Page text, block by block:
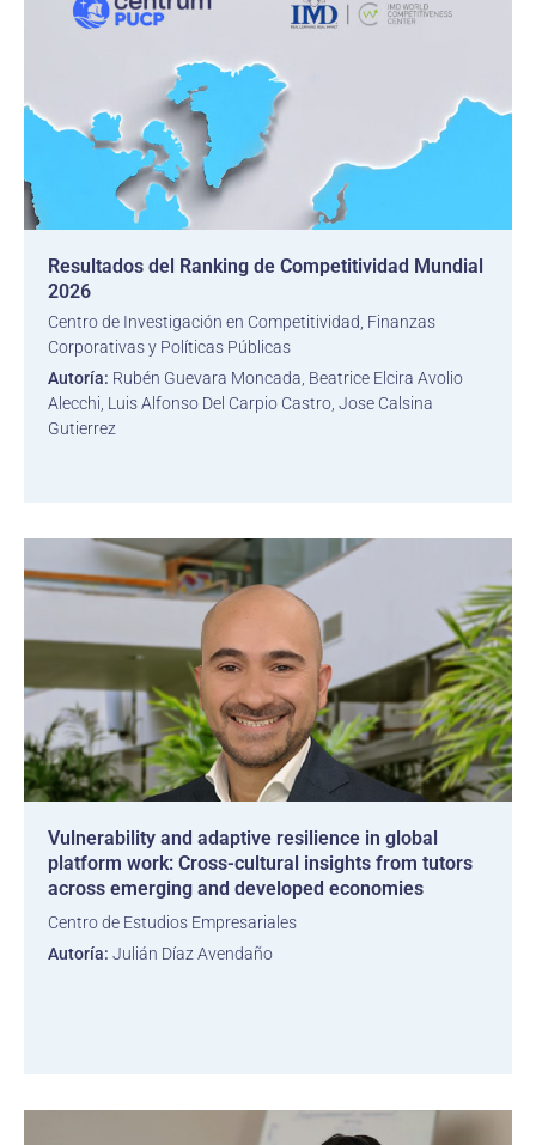
Resultados del Ranking de Competitividad Mundial
2026
Centro de Investigación en Competitividad, Finanzas
Corporativas y Políticas Públicas
Autoría: Rubén Guevara Moncada, Beatrice Elcira Avolio
Alecchi, Luis Alfonso Del Carpio Castro, Jose Calsina
Gutierrez
Vulnerability and adaptive resilience in global
platform work: Cross-cultural insights from tutors
across emerging and developed economies
Centro de Estudios Empresariales
Autoría: Julián Díaz Avendaño